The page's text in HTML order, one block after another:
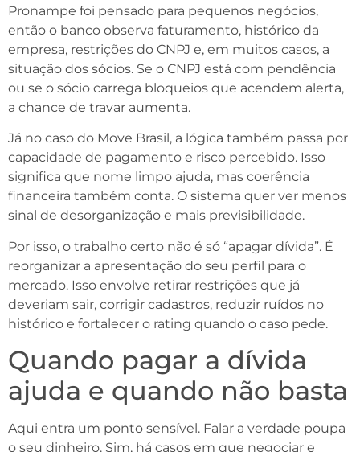
Pronampe foi pensado para pequenos negócios,
então o banco observa faturamento, histórico da
empresa, restrições do CNPJ e, em muitos casos, a
situação dos sócios. Se o CNPJ está com pendência
ou se o sócio carrega bloqueios que acendem alerta,
a chance de travar aumenta.
Já no caso do Move Brasil, a lógica também passa por
capacidade de pagamento e risco percebido. Isso
significa que nome limpo ajuda, mas coerência
financeira também conta. O sistema quer ver menos
sinal de desorganização e mais previsibilidade.
Por isso, o trabalho certo não é só “apagar dívida”. É
reorganizar a apresentação do seu perfil para o
mercado. Isso envolve retirar restrições que já
deveriam sair, corrigir cadastros, reduzir ruídos no
histórico e fortalecer o rating quando o caso pede.
Quando pagar a dívida
ajuda e quando não basta
Aqui entra um ponto sensível. Falar a verdade poupa
o seu dinheiro. Sim, há casos em que negociar e